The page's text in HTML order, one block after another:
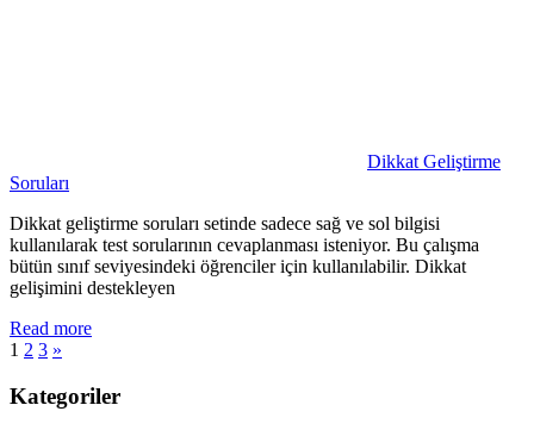
Dikkat Geliştirme
Soruları
Dikkat geliştirme soruları setinde sadece sağ ve sol bilgisi
kullanılarak test sorularının cevaplanması isteniyor. Bu çalışma
bütün sınıf seviyesindeki öğrenciler için kullanılabilir. Dikkat
gelişimini destekleyen
Read more
Yazı
sayfalaması
1 2 3 Next
»
Kategoriler